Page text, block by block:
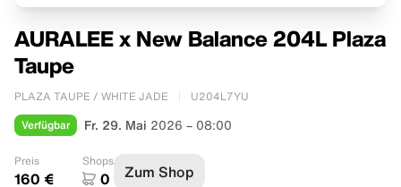
AURALEE x New Balance 204L Plaza
Taupe
PLAZA TAUPE / WHITE JADE U204L7YU
Verfügbar Fr. 29. Mai 2026 – 08:00
Preis
160 €
Shops
0 Zum Shop